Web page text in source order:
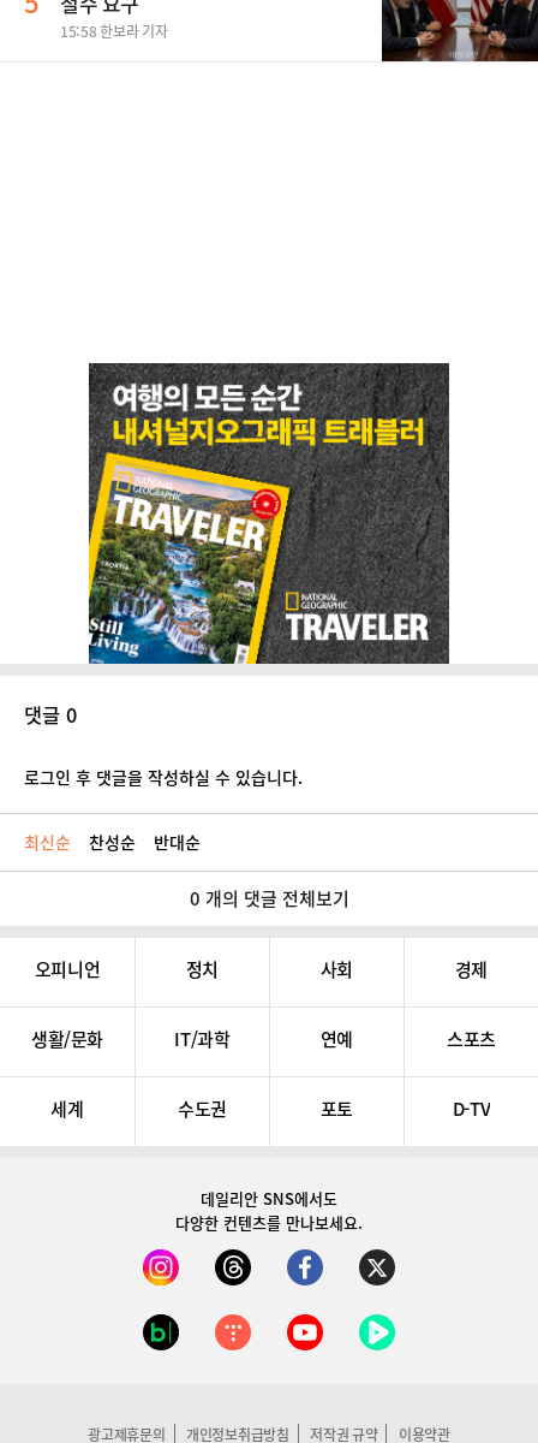
15:58 한보라 기자
댓글 0
로그인 후 댓글을 작성하실 수 있습니다.
최신순 찬성순 반대순
0 개의 댓글 전체보기
오피니언 정치 사회 경제
생활/문화 IT/과학 연예 스포츠
세계 수도권 포토 D-TV
데일리안 SNS에서도
다양한 컨텐츠를 만나보세요.
광고제휴문의 개인정보취급방침 저작권 규약 이용약관